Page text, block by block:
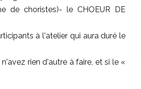
de choristes)- le CHOEUR DE
à l'atelier qui aura duré le
rien d'autre à faire, et si le «